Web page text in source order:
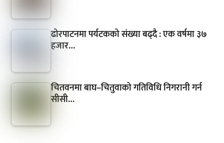
ढोरपाटनमा पर्यटकको संख्या बढ्दै : एक वर्षमा ३७
हजार…
चितवनमा बाघ–चितुवाको गतिविधि निगरानी गर्न
सीसी…